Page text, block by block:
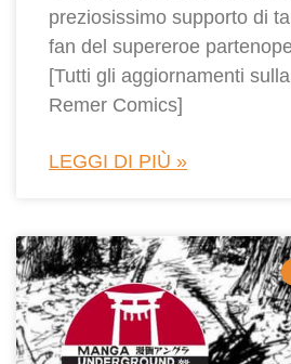
preziosissimo supporto di
fan del supereroe
[Tutti gli aggiornamenti
Remer Comics]
LEGGI DI PIÙ »